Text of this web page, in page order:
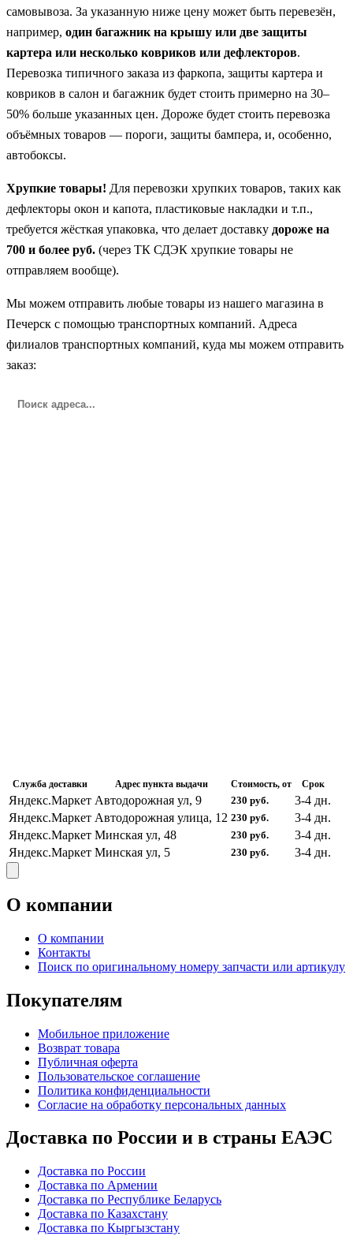
самовывоза. За указанную ниже цену может быть перевезён,
например, один багажник на крышу или две защиты
картера или несколько ковриков или дефлекторов.
Перевозка типичного заказа из фаркопа, защиты картера и
ковриков в салон и багажник будет стоить примерно на 30–
50% больше указанных цен. Дороже будет стоить перевозка
объёмных товаров — пороги, защиты бампера, и, особенно,
автобоксы.
Хрупкие товары! Для перевозки хрупких товаров, таких как
дефлекторы окон и капота, пластиковые накладки и т.п.,
требуется жёсткая упаковка, что делает доставку дороже на
700 и более руб. (через ТК СДЭК хрупкие товары не
отправляем вообще).
Мы можем отправить любые товары из нашего магазина в
Печерск с помощью транспортных компаний. Адреса
филиалов транспортных компаний, куда мы можем отправить
заказ:
Служба доставки Адрес пункта выдачи Стоимость, от Срок
Яндекс.Маркет Автодорожная ул, 9 230 руб. 3-4 дн.
Яндекс.Маркет Автодорожная улица, 12 230 руб. 3-4 дн.
Яндекс.Маркет Минская ул, 48 230 руб. 3-4 дн.
Яндекс.Маркет Минская ул, 5 230 руб. 3-4 дн.
О компании
О компании
Контакты
Поиск по оригинальному номеру запчасти или артикулу
Покупателям
Мобильное приложение
Возврат товара
Публичная оферта
Пользовательское соглашение
Политика конфиденциальности
Согласие на обработку персональных данных
Доставка по России и в страны ЕАЭС
Доставка по России
Доставка по Армении
Доставка по Республике Беларусь
Доставка по Казахстану
Доставка по Кыргызстану